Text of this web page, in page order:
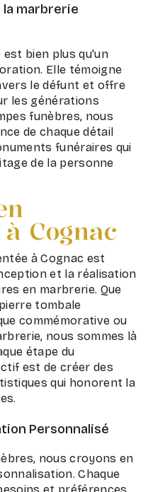
marbrerie
bien plus qu'un
Elle témoigne
le défunt et offre
les générations
funèbres, nous
de chaque détail
funéraires qui
de la personne
Cognac
à Cognac est
et la réalisation
en marbrerie. Que
tombale
commémorative ou
nous sommes là
étape du
est de créer des
qui honorent la
Personnalisé
nous croyons en
Chaque